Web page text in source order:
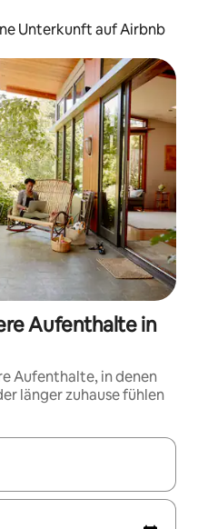
Unterkunft auf Airbnb
Aufenthalte in
Aufenthalte, in denen
länger zuhause fühlen
navigiere mit den